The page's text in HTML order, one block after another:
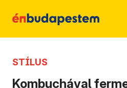
STÍLUS
Kombuchával